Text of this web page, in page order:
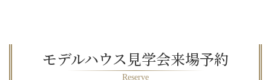
モデルハウス見学会来場予約
Reserve